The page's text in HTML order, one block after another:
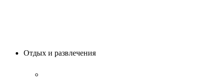
Отдых и развлечения